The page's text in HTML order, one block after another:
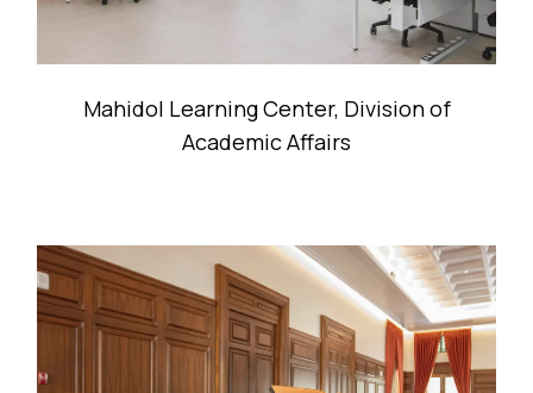
Mahidol Learning Center, Division of
Academic Affairs